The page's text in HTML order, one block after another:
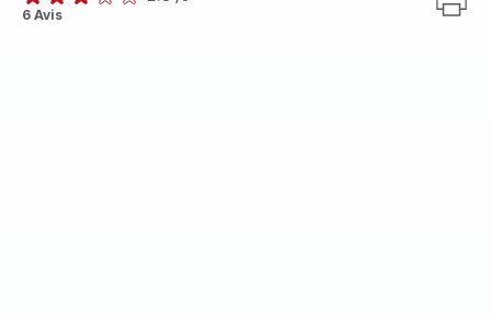
ratings.2.8
6 Avis